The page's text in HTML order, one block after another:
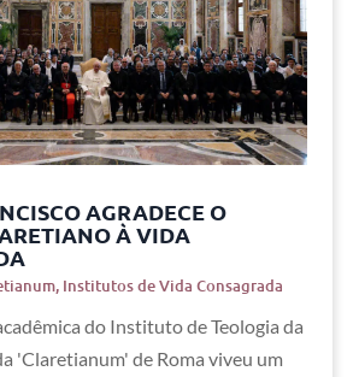
AGRADECE O
À VIDA
, Institutos de Vida Consagrada
do Instituto de Teologia da
'Claretianum' de Roma viveu um